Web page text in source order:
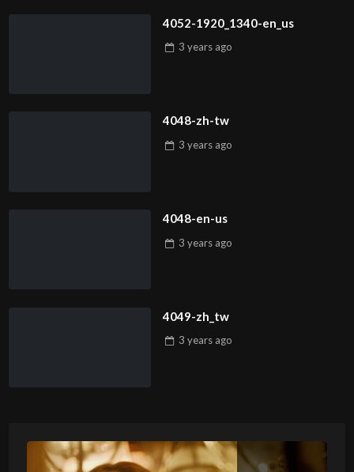
4052-1920_1340-en_us
3 years ago
4048-zh-tw
3 years ago
4048-en-us
3 years ago
4049-zh_tw
3 years ago